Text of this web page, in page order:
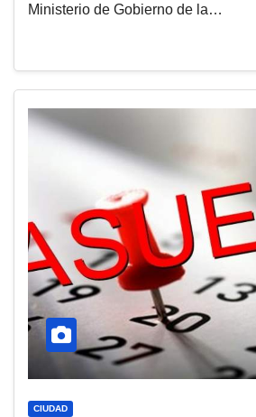
Ministerio de Gobierno de la…
CIUDAD